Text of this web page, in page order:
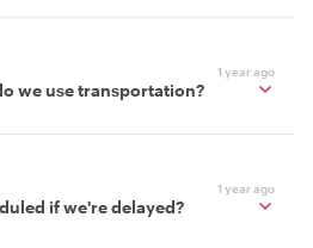
1 year ago
we use transportation?
1 year ago
if we're delayed?